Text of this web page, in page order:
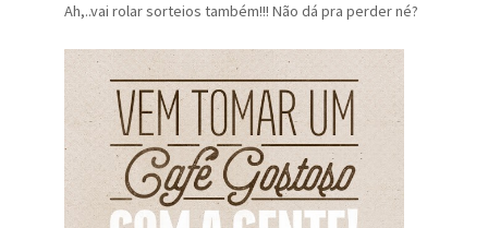
Ah,..vai rolar sorteios também!!! Não dá pra perder né?